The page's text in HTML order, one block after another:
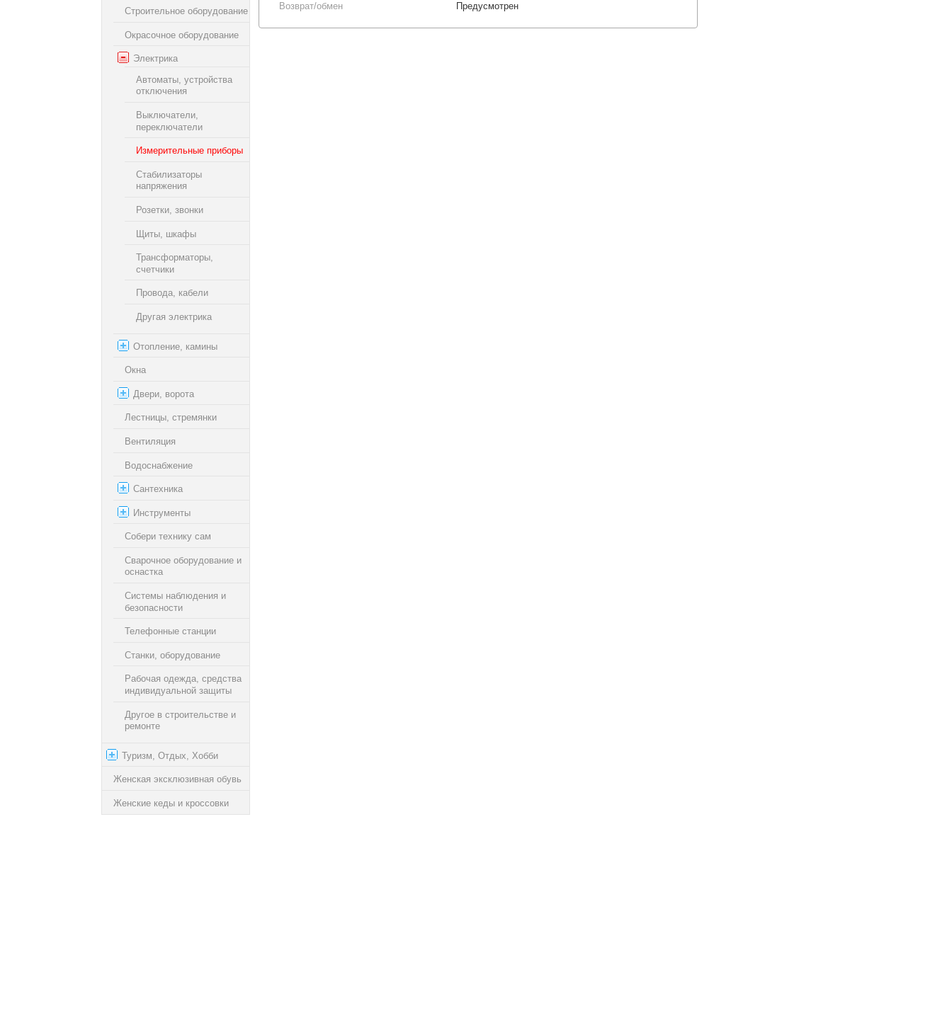
Строительное оборудование
Окрасочное оборудование
Электрика
Автоматы, устройства
отключения
Выключатели,
переключатели
Измерительные приборы
Стабилизаторы
напряжения
Розетки, звонки
Щиты, шкафы
Трансформаторы,
счетчики
Провода, кабели
Другая электрика
Отопление, камины
Окна
Двери, ворота
Лестницы, стремянки
Вентиляция
Водоснабжение
Сантехника
Инструменты
Собери технику сам
Сварочное оборудование и
оснастка
Системы наблюдения и
безопасности
Телефонные станции
Станки, оборудование
Рабочая одежда, средства
индивидуальной защиты
Другое в cтроительстве и
ремонте
Туризм, Отдых, Хобби
Женская эксклюзивная обувь
Женские кеды и кроссовки
Возврат/обмен
Предусмотрен